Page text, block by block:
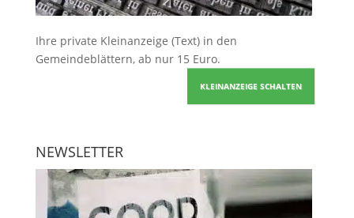
Ihre private Kleinanzeige (Text) in den
Gemeindeblättern, ab nur 15 Euro.
KLEINANZEIGE SCHALTEN
NEWSLETTER